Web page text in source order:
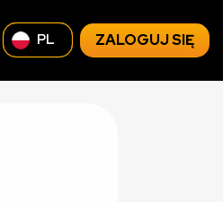
PL ZALOGUJ SIĘ